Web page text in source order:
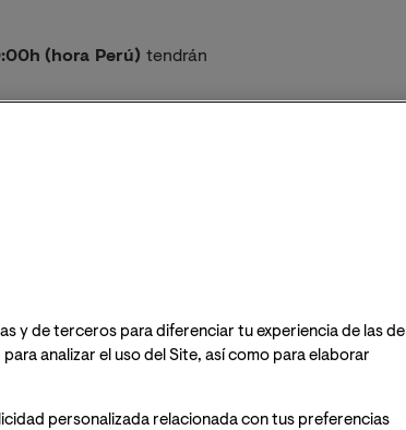
(hora Perú) tendrán
por algunas de las
posibilidades formativas
y actuación.
a la sesión
cuenta que, si se
de ellas.
y de terceros para diferenciar tu experiencia de las de
analizar el uso del Site, así como para elaborar
personalizada relacionada con tus preferencias